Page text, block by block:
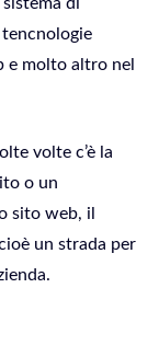
e molto altro nel
volte c’è la
o un
sito web, il
un strada per